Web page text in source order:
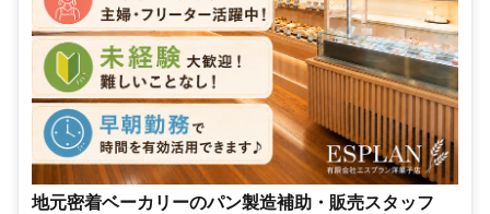
地元密着ベーカリーのパン製造補助・販売スタッフ